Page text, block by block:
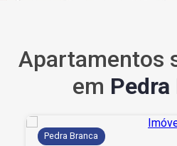
Apartamentos
em Pedra
Pedra Branca